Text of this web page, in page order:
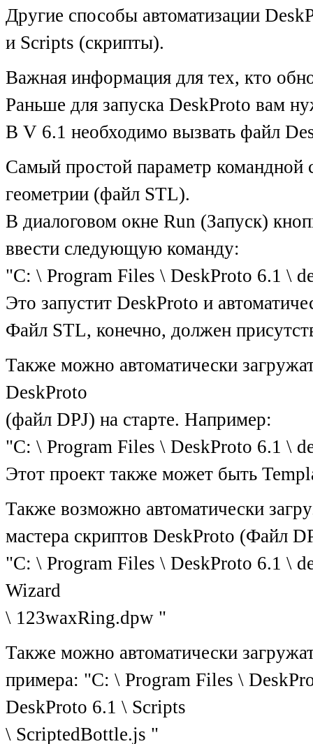
Другие способы автоматизации
и Scripts (скрипты).
Важная информация для тех, кто
Раньше для запуска DeskProto вам
В V 6.1 необходимо вызвать файл
Самый простой параметр командной
геометрии (файл STL).
В диалоговом окне Run (Запуск)
ввести следующую команду:
"C: \ Program Files \ DeskProto 6.1 \
Это запустит DeskProto и
Файл STL, конечно, должен
Также можно автоматически
DeskProto
(файл DPJ) на старте. Например:
"C: \ Program Files \ DeskProto 6.1 \
Этот проект также может быть
Также возможно автоматически
мастера скриптов DeskProto (Файл
"C: \ Program Files \ DeskProto 6.1 \
Wizard
\ 123waxRing.dpw "
Также можно автоматически
примера: "C: \ Program Files \
DeskProto 6.1 \ Scripts
\ ScriptedBottle.js "